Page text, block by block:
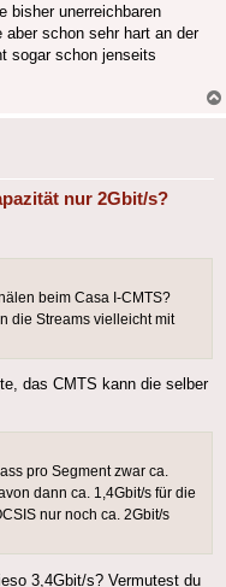
bisher unerreichbaren
schon sehr hart an der
sogar schon jenseits
nur 2Gbit/s?
beim Casa I-CMTS?
die Streams vielleicht mit
das CMTS kann die selber
pro Segment zwar ca.
dann ca. 1,4Gbit/s für die
nur noch ca. 2Gbit/s
3,4Gbit/s? Vermutest du